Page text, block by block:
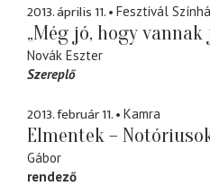
2013. április 11. Fesztivál
„Még jó, hogy vannak
Novák Eszter
Szereplő
2013. február 11. Kamra
Elmentek –
Gábor
rendező